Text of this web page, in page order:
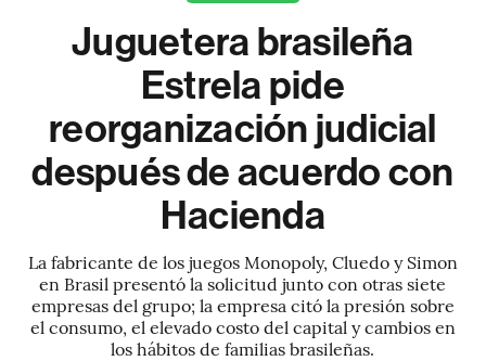
Juguetera brasileña
Estrela pide
reorganización judicial
después de acuerdo con
Hacienda
La fabricante de los juegos Monopoly, Cluedo y Simon
en Brasil presentó la solicitud junto con otras siete
empresas del grupo; la empresa citó la presión sobre
el consumo, el elevado costo del capital y cambios en
los hábitos de familias brasileñas.